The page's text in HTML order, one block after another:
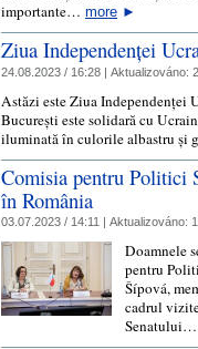
importante… more ►
Ziua Independenței
24.08.2023 / 16:28 | Aktualizováno:
Astăzi este Ziua Independenței
București este solidară cu
iluminată în culorile albastru și
Comisia pentru Politici
în România
03.07.2023 / 14:11 | Aktualizováno:
Doamnele
pentru
Šípová,
cadrul